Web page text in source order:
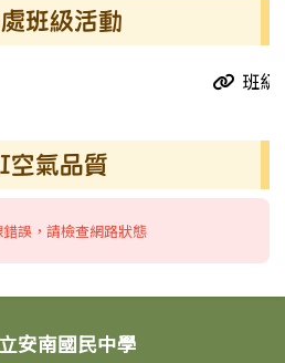
班級活動
班級
空氣品質
誤，請檢查網路狀態
安南國民中學